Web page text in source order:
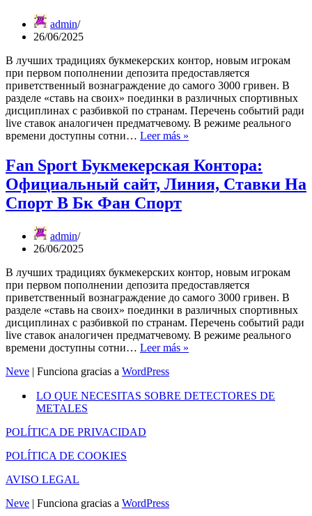
Бк
Фан
Спорт
admin
26/06/2025
В лучших традициях букмекерских контор, новым игрокам
при первом пополнении депозита предоставляется
приветственный вознаграждение до самого 3000 гривен. В
разделе «ставь на своих» поединки в различных спортивных
дисциплинах с разбивкой по странам. Перечень событий ради
live ставок аналогичен предматчевому. В режиме реального
времени доступны сотни… Leer más »
Букмекерская
Контора:
Официальный
Бк
Фан
Спорт
Fan Sport Букмекерская Контора:
Официальный сайт, Линия, Ставки На
Спорт В Бк Фан Спорт
admin
26/06/2025
В лучших традициях букмекерских контор, новым игрокам
при первом пополнении депозита предоставляется
приветственный вознаграждение до самого 3000 гривен. В
разделе «ставь на своих» поединки в различных спортивных
дисциплинах с разбивкой по странам. Перечень событий ради
live ставок аналогичен предматчевому. В режиме реального
времени доступны сотни… Leer más »
Официальный
Neve | Funciona gracias a WordPress
LO QUE NECESITAS SOBRE DETECTORES DE
METALES
POLÍTICA DE PRIVACIDAD
POLÍTICA DE COOKIES
AVISO LEGAL
Neve | Funciona gracias a WordPress